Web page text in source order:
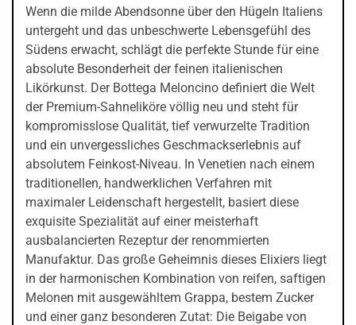
Wenn die milde Abendsonne über den Hügeln Italiens
untergeht und das unbeschwerte Lebensgefühl des
Südens erwacht, schlägt die perfekte Stunde für eine
absolute Besonderheit der feinen italienischen
Likörkunst. Der Bottega Meloncino definiert die Welt
der Premium-Sahneliköre völlig neu und steht für
kompromisslose Qualität, tief verwurzelte Tradition
und ein unvergessliches Geschmackserlebnis auf
absolutem Feinkost-Niveau. In Venetien nach einem
traditionellen, handwerklichen Verfahren mit
maximaler Leidenschaft hergestellt, basiert diese
exquisite Spezialität auf einer meisterhaft
ausbalancierten Rezeptur der renommierten
Manufaktur. Das große Geheimnis dieses Elixiers liegt
in der harmonischen Kombination von reifen, saftigen
Melonen mit ausgewähltem Grappa, bestem Zucker
und einer ganz besonderen Zutat: Die Beigabe von